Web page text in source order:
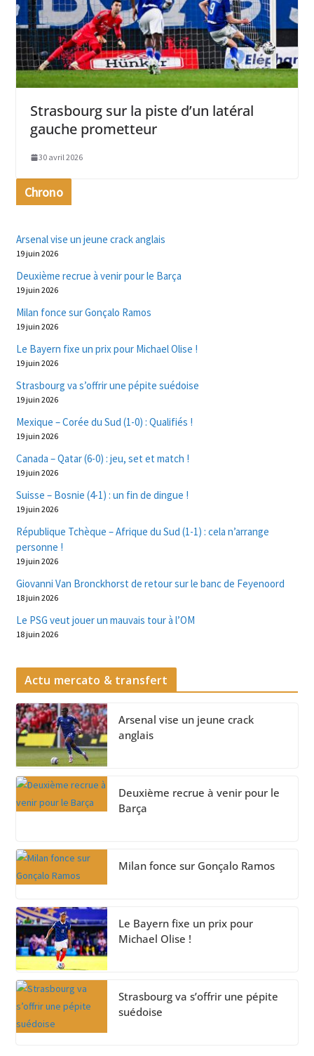
Strasbourg sur la piste d’un latéral
gauche prometteur
30 avril 2026
Chrono
Arsenal vise un jeune crack anglais
19 juin 2026
Deuxième recrue à venir pour le Barça
19 juin 2026
Milan fonce sur Gonçalo Ramos
19 juin 2026
Le Bayern fixe un prix pour Michael Olise !
19 juin 2026
Strasbourg va s’offrir une pépite suédoise
19 juin 2026
Mexique – Corée du Sud (1-0) : Qualifiés !
19 juin 2026
Canada – Qatar (6-0) : jeu, set et match !
19 juin 2026
Suisse – Bosnie (4-1) : un fin de dingue !
19 juin 2026
République Tchèque – Afrique du Sud (1-1) : cela n’arrange
personne !
19 juin 2026
Giovanni Van Bronckhorst de retour sur le banc de Feyenoord
18 juin 2026
Le PSG veut jouer un mauvais tour à l’OM
18 juin 2026
Actu mercato & transfert
Arsenal vise un jeune crack
anglais
Deuxième recrue à venir pour le
Barça
Milan fonce sur Gonçalo Ramos
Le Bayern fixe un prix pour
Michael Olise !
Strasbourg va s’offrir une pépite
suédoise